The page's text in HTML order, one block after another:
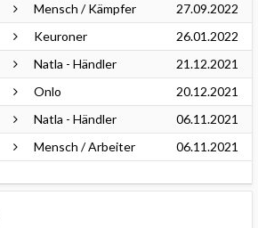
Mensch / Kämpfer
27.09.2022
Keuroner
26.01.2022
Natla - Händler
21.12.2021
Onlo
20.12.2021
Natla - Händler
06.11.2021
Mensch / Arbeiter 06.11.2021